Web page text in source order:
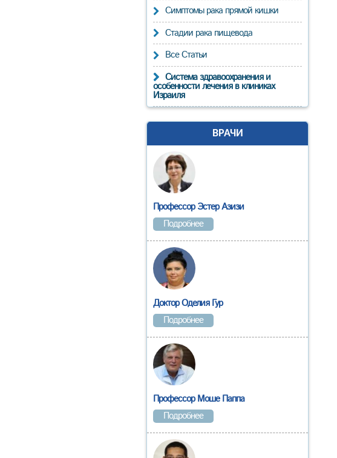
Симптомы рака прямой кишки
Стадии рака пищевода
Все Статьи
Система здравоохранения и
особенности лечения в клиниках
Израиля
ВРАЧИ
Профессор Эстер Азизи
Подробнее
Доктор Оделия Гур
Подробнее
Профессор Моше Паппа
Подробнее